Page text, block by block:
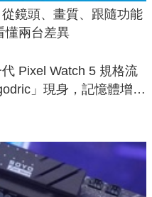
鏡頭、畫質、跟隨功能
懂兩台差異
Pixel Watch 5 規格流
」現身，記憶體增強